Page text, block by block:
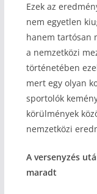
Ezek az
nem egyetlen
hanem tartósan
a nemzetközi
történetében
mert egy olyan
sportolók
körülmények
nemzetközi
A versenyzés
maradt